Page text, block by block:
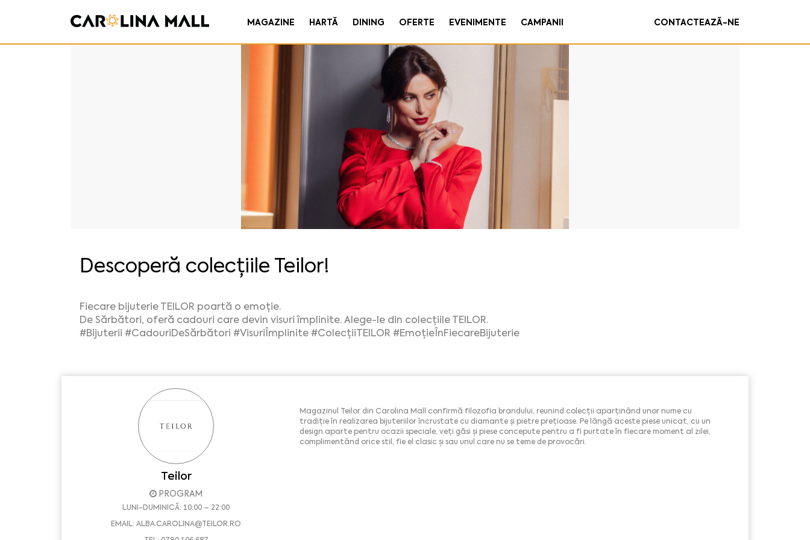
MAGAZINE HARTĂ DINING OFERTE EVENIMENTE CAMPANII CONTACTEAZĂ-NE
Descoperă colecțiile Teilor!
Fiecare bijuterie TEILOR poartă o emoție.
De Sărbători, oferă cadouri care devin visuri împlinite. Alege-le din colecțiile TEILOR.
#Bijuterii #CadouriDeSărbători #VisuriÎmplinite#ColecțiiTEILOR #EmoțieÎnFiecareBijuterie
Teilor
PROGRAM
LUNI-DUMINICĂ: 10:00 – 22:00
EMAIL: ALBA.CAROLINA@TEILOR.RO
Magazinul Teilor din Carolina Mall confirmă filozofia brandului, reunind colecții aparținând unor nume cu
tradiție în realizarea bijuteriilor încrustate cu diamante și pietre prețioase. Pe lângă aceste piese unicat, cu un
design aparte pentru ocazii speciale, veți găsi și piese concepute pentru a fi purtate în fiecare moment al zilei,
complimentând orice stil, fie el clasic și sau unul care nu se teme de provocări.